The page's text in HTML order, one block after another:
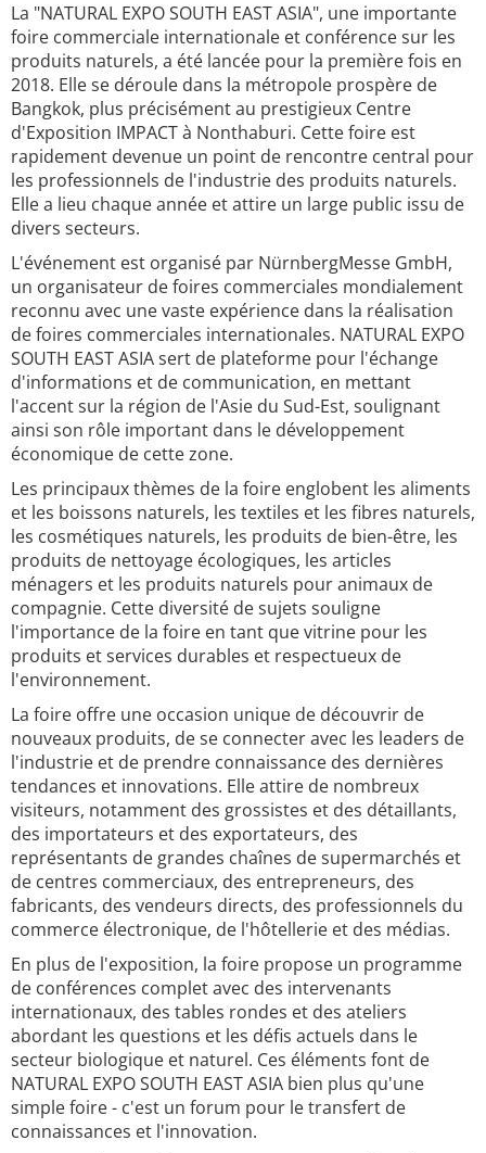
La "NATURAL EXPO SOUTH EAST ASIA", une importante
foire commerciale internationale et conférence sur les
produits naturels, a été lancée pour la première fois en
2018. Elle se déroule dans la métropole prospère de
Bangkok, plus précisément au prestigieux Centre
d'Exposition IMPACT à Nonthaburi. Cette foire est
rapidement devenue un point de rencontre central pour
les professionnels de l'industrie des produits naturels.
Elle a lieu chaque année et attire un large public issu de
divers secteurs.
L'événement est organisé par NürnbergMesse GmbH,
un organisateur de foires commerciales mondialement
reconnu avec une vaste expérience dans la réalisation
de foires commerciales internationales. NATURAL EXPO
SOUTH EAST ASIA sert de plateforme pour l'échange
d'informations et de communication, en mettant
l'accent sur la région de l'Asie du Sud-Est, soulignant
ainsi son rôle important dans le développement
économique de cette zone.
Les principaux thèmes de la foire englobent les aliments
et les boissons naturels, les textiles et les fibres naturels,
les cosmétiques naturels, les produits de bien-être, les
produits de nettoyage écologiques, les articles
ménagers et les produits naturels pour animaux de
compagnie. Cette diversité de sujets souligne
l'importance de la foire en tant que vitrine pour les
produits et services durables et respectueux de
l'environnement.
La foire offre une occasion unique de découvrir de
nouveaux produits, de se connecter avec les leaders de
l'industrie et de prendre connaissance des dernières
tendances et innovations. Elle attire de nombreux
visiteurs, notamment des grossistes et des détaillants,
des importateurs et des exportateurs, des
représentants de grandes chaînes de supermarchés et
de centres commerciaux, des entrepreneurs, des
fabricants, des vendeurs directs, des professionnels du
commerce électronique, de l'hôtellerie et des médias.
En plus de l'exposition, la foire propose un programme
de conférences complet avec des intervenants
internationaux, des tables rondes et des ateliers
abordant les questions et les défis actuels dans le
secteur biologique et naturel. Ces éléments font de
NATURAL EXPO SOUTH EAST ASIA bien plus qu'une
simple foire - c'est un forum pour le transfert de
connaissances et l'innovation.